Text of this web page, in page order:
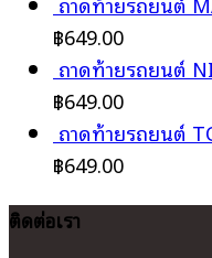
฿649.00
ถาดท้ายรถยนต์
฿649.00
ถาดท้ายรถยนต์
฿649.00
ติดต่อเรา